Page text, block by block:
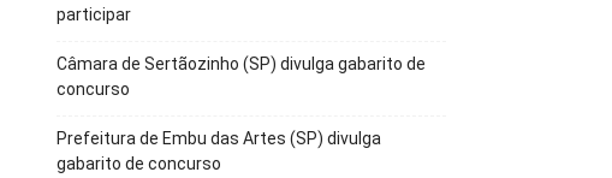
participar
Câmara de Sertãozinho (SP) divulga gabarito de
concurso
Prefeitura de Embu das Artes (SP) divulga
gabarito de concurso